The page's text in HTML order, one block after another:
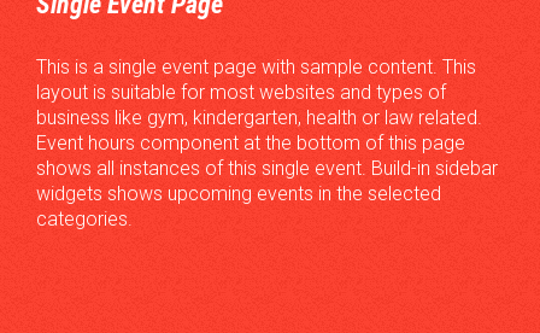
This is a single event page with sample content. This
layout is suitable for most websites and types of
business like gym, kindergarten, health or law related.
Event hours component at the bottom of this page
shows all instances of this single event. Build-in sidebar
widgets shows upcoming events in the selected
categories.